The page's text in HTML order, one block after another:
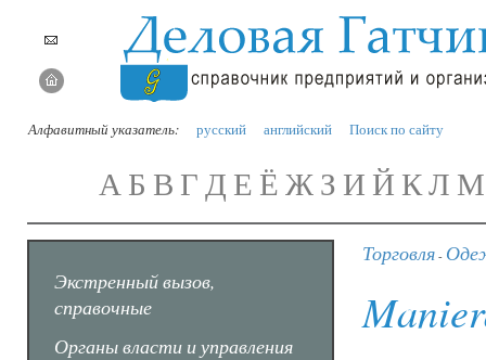
Алфавитный указатель: русский английский Поиск по сайту
АБ В ГД Е ЁЖЗ И Й КЛ М
Экстренный вызов,
справочные
Органы власти и управления
Торговля -